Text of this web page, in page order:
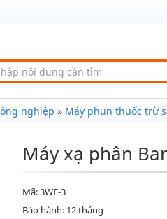
nghiệp » Máy phun thuốc trừ
Máy xạ phân
Mã: 3WF-3
Bảo hành: 12 tháng